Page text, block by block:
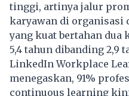
tinggi, artinya jalur
karyawan di organisasi
yang kuat bertahan
5,4 tahun dibanding 2,9
LinkedIn Workplace
menegaskan, 91%
continuous learning